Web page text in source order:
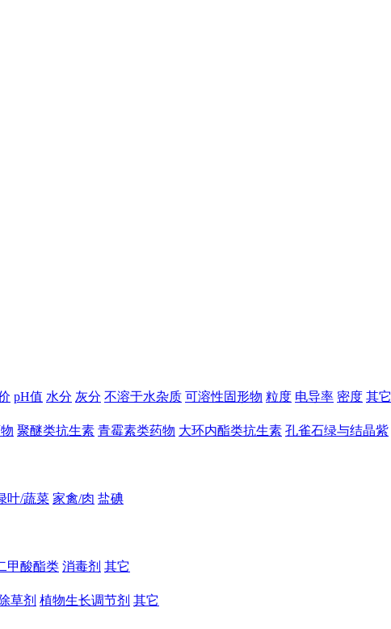
pH值 水分 灰分 不溶于水杂质 可溶性固形物 粒度 电导率 密度 其它
聚醚类抗生素 青霉素类药物 大环内酯类抗生素 孔雀石绿与结晶紫
叶/蔬菜 家禽/肉 盐碘
甲酸酯类 消毒剂 其它
除草剂 植物生长调节剂 其它